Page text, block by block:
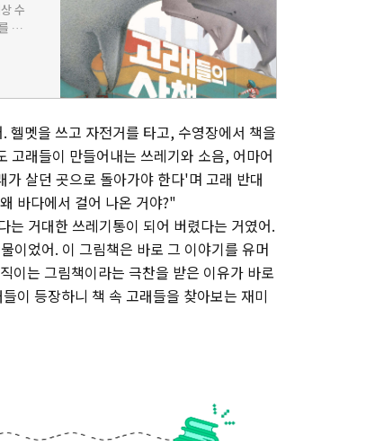
수
담
,
헬멧을 쓰고 자전거를 타고, 수영장에서 책을
고래들이 만들어내는 쓰레기와 소음, 어마어
살던 곳으로 돌아가야 한다'며 고래 반대
바다에서 걸어 나온 거야?"
는 거대한 쓰레기통이 되어 버렸다는 거였어.
이었어. 이 그림책은 바로 그 이야기를 유머
이는 그림책이라는 극찬을 받은 이유가 바로
이 등장하니 책 속 고래들을 찾아보는 재미